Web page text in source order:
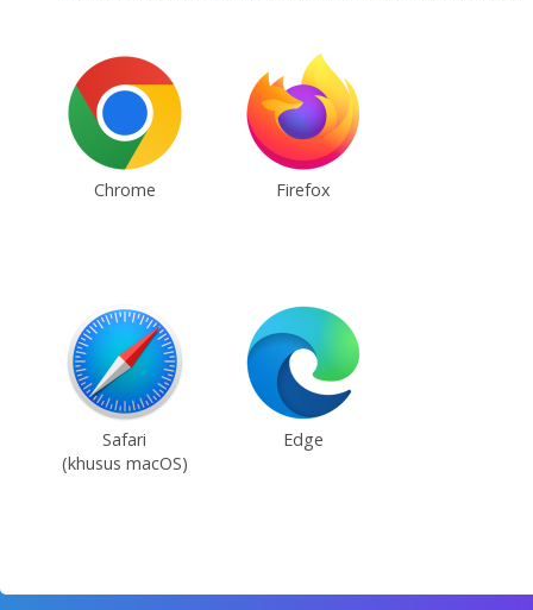
Chrome Firefox
Safari
(khusus macOS)
Edge